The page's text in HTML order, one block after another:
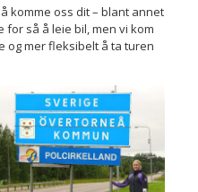
komme oss dit – blant annet
så å leie bil, men vi kom
og mer fleksibelt å ta turen